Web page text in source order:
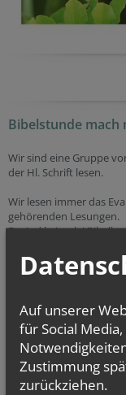
Bibelstunde mach
Wir sind eine Gruppe
der Hl. Schrift lesen.
Wir lesen immer das
gehörenden Lesungen.
Es sind keinerlei
Wir freuen uns wenn
statt und wir treffen uns
Und das ist der link zu
Auf unserer
für Social
Zustimmung
zurückziehen.